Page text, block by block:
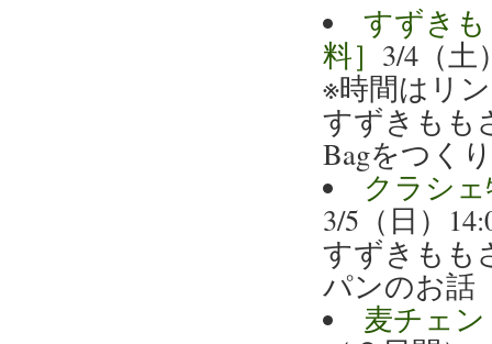
すずき
料］ 3/4（土
※時間はリ
すずきもも
Bagをつく
クラシ
3/5（日）
すずきもも
パンのお話
麦チェ